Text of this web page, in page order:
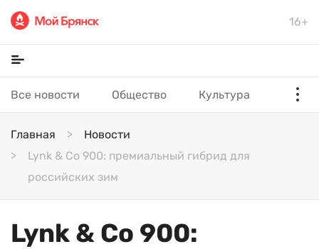
16+
Все новости Общество Культура
Главная
Новости
Lynk & Co 900: премиальный гибрид для
российских зим
Lynk & Co 900: